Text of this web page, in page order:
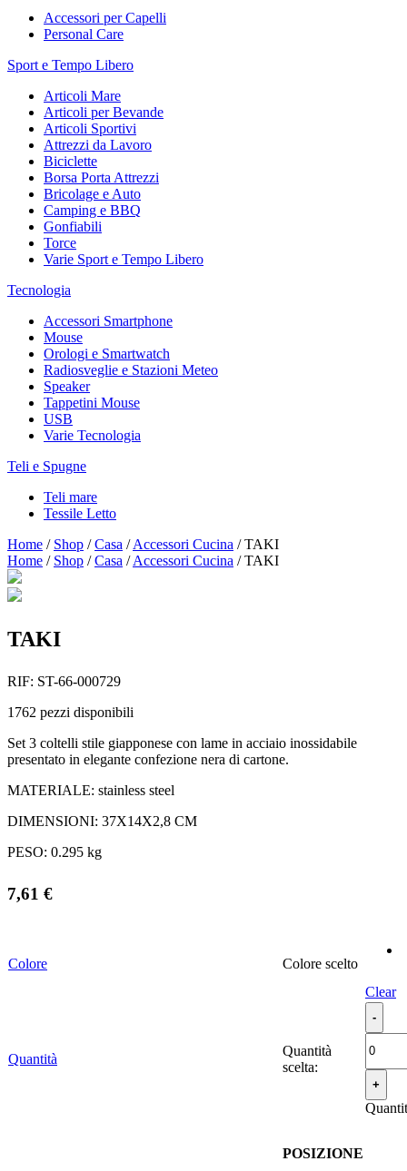
Accessori per Capelli
Personal Care
Sport e Tempo Libero
Articoli Mare
Articoli per Bevande
Articoli Sportivi
Attrezzi da Lavoro
Biciclette
Borsa Porta Attrezzi
Bricolage e Auto
Camping e BBQ
Gonfiabili
Torce
Varie Sport e Tempo Libero
Tecnologia
Accessori Smartphone
Mouse
Orologi e Smartwatch
Radiosveglie e Stazioni Meteo
Speaker
Tappetini Mouse
USB
Varie Tecnologia
Teli e Spugne
Teli mare
Tessile Letto
Home / Shop /Casa /Accessori Cucina /TAKI
Home / Shop /Casa /Accessori Cucina /TAKI
TAKI
RIF: ST-66-000729
1762 pezzi disponibili
Set 3 coltelli stile giapponese con lame in acciaio inossidabile
presentato in elegante confezione nera di cartone.
MATERIALE: stainless steel
DIMENSIONI: 37X14X2,8 CM
PESO: 0.295 kg
7,61 €
Colore
Colore
Clear
Quantità
Quantità
scelta:
POSIZIONE